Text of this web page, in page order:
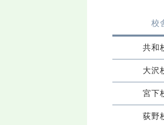
校
共和
大沢
宮下
荻野